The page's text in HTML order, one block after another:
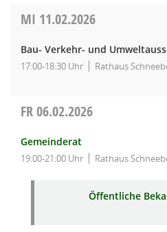
MI 11.02.2026
Bau- Verkehr- und
17:00-18:30 Uhr Rathaus
FR06.02.2026
Gemeinderat
19:00-21:00 Uhr Rathaus
Öffentliche